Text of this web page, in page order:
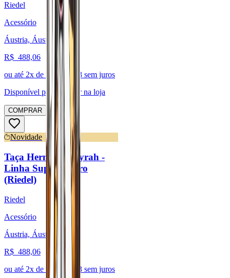
Riedel
Acessório
Áustria, Áustria
R$ 488,06
ou até 2x de R$ 244,03 sem juros
Disponível para:
Retirar na loja
COMPRAR
Novidade
Taça Hermitage/Syrah -
Linha Superleggero
(Riedel)
Riedel
Acessório
Áustria, Áustria
R$ 488,06
ou até 2x de R$ 244,03 sem juros